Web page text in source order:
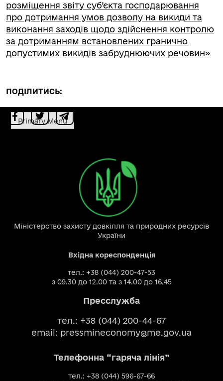
розміщення звіту суб’єкта господарювання
про дотримання умов дозволу на викиди та
виконання заходів щодо здійснення контролю
за дотриманням встановлених гранично
допустимих викидів забруднюючих речовин»
ПОДІЛИТИСЬ:
Primary Menu
Міністерство захисту довкілля та природних ресурсів
України
Вхідна кореспонденція
тел.: +38 (044) 200-47-53
з 09.30 до 12.00 та з 14.00 до 16.45
Пресслужба
тел.: +38 (044) 200-44-67
email: pressmineconomy@me.gov.ua
Телефонна “гаряча лінія”
тел.: +38 (044) 596-67-66